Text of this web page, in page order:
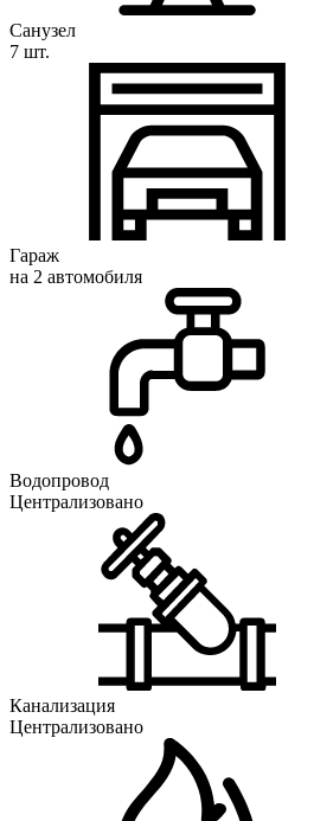
Санузел
7 шт.
Гараж
на 2 автомобиля
Водопровод
Централизовано
Канализация
Централизовано